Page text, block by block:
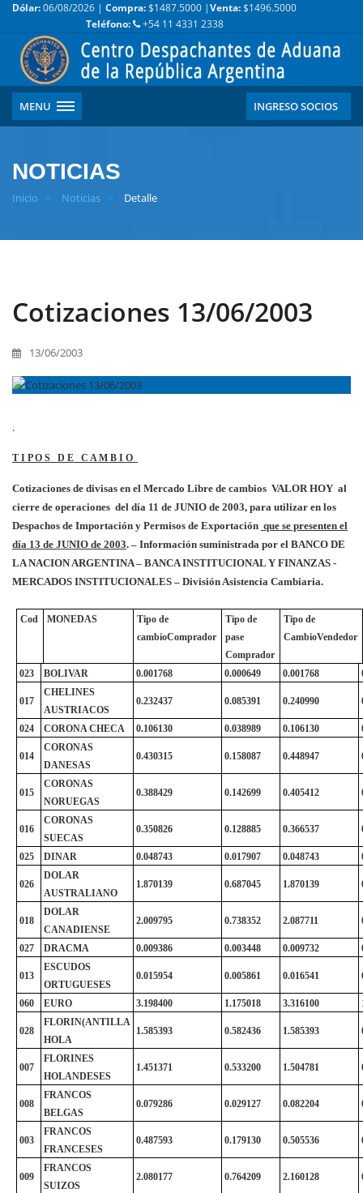
Dólar:06/08/2026 | Compra:$1487.5000 |Venta:$1496.5000
Teléfono:
+54 11 4331 2338
MENU INGRESO SOCIOS
NOTICIAS
Inicio Noticias Detalle
Cotizaciones 13/06/2003
13/06/2003
.
T I P O S D E C A M B I O
Cotizaciones de divisas en el Mercado Libre de cambios VALOR HOY al
cierre de operaciones del día 11 de JUNIO de 2003, para utilizar en los
Despachos de Importación y Permisos de Exportación que se presenten el
día 13 de JUNIO de 2003. – Información suministrada por el BANCO DE
LA NACION ARGENTINA – BANCA INSTITUCIONAL Y FINANZAS -
MERCADOS INSTITUCIONALES – División Asistencia Cambiaria.
Cod MONEDAS
Tipo de
cambioComprador
Tipo de
pase
Comprador
Tipo de
CambioVendedor
023 BOLIVAR 0.001768 0.000649 0.001768
017
CHELINES
AUSTRIACOS
0.232437 0.085391 0.240990
024 CORONA CHECA 0.106130 0.038989 0.106130
014
CORONAS
DANESAS
0.430315 0.158087 0.448947
015
CORONAS
NORUEGAS
0.388429 0.142699 0.405412
016
CORONAS
SUECAS
0.350826 0.128885 0.366537
025 DINAR 0.048743 0.017907 0.048743
026
DOLAR
AUSTRALIANO
1.870139 0.687045 1.870139
018
DOLAR
CANADIENSE
2.009795 0.738352 2.087711
027 DRACMA 0.009386 0.003448 0.009732
013
ESCUDOS
ORTUGUESES
0.015954 0.005861 0.016541
060 EURO 3.198400 1.175018 3.316100
028
FLORIN(ANTILLA
HOLA
1.585393 0.582436 1.585393
007
FLORINES
HOLANDESES
1.451371 0.533200 1.504781
008
FRANCOS
BELGAS
0.079286 0.029127 0.082204
003
FRANCOS
FRANCESES
0.487593 0.179130 0.505536
009
FRANCOS
SUIZOS
2.080177 0.764209 2.160128